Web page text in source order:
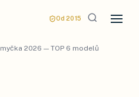
Od 2015
2026 — TOP 6 modelů